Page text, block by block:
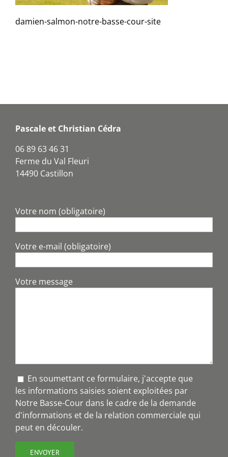
damien-salmon-notre-basse-cour-site
Pascale et Christian Cédra
06 89 63 46 31
Ferme du Val Fleuri
14490 Castillon
Votre nom (obligatoire)
Votre e-mail (obligatoire)
Votre message
En soumettant ce formulaire, j'accepte que
les informations saisies soient exploitées par
Notre Basse-Cour dans le cadre de la demande
d'informations et de la relation commerciale qui
peut en découler.